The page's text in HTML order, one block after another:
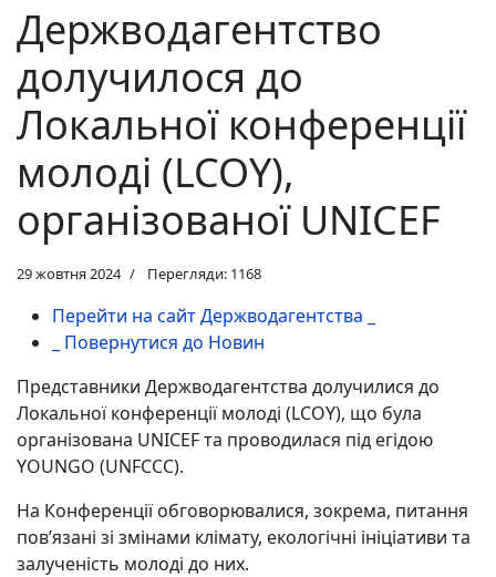
Держводагентство
долучилося до
Локальної конференції
молоді (LCOY),
організованої UNICEF
29 жовтня 2024 Перегляди: 1168
Перейти на сайт Держводагентства _
_ Повернутися до Новин
Представники Держводагентства долучилися до
Локальної конференції молоді (LCOY), що була
організована UNICEF та проводилася під егідою
YOUNGO (UNFCCC).
На Конференції обговорювалися, зокрема, питання
пов’язані зі змінами клімату, екологічні ініціативи та
залученість молоді до них.